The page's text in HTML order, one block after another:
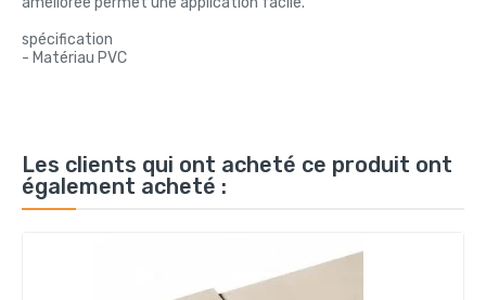
spécification
- Matériau PVC
Les clients qui ont acheté ce produit ont
également acheté :